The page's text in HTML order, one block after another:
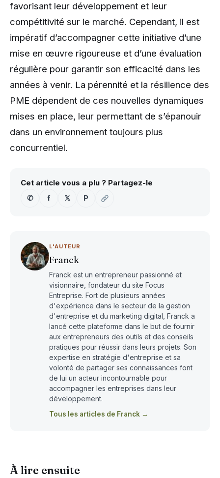
favorisant leur développement et leur
compétitivité sur le marché. Cependant, il est
impératif d’accompagner cette initiative d’une
mise en œuvre rigoureuse et d’une évaluation
régulière pour garantir son efficacité dans les
années à venir. La pérennité et la résilience des
PME dépendent de ces nouvelles dynamiques
mises en place, leur permettant de s’épanouir
dans un environnement toujours plus
concurrentiel.
Cet article vous a plu ? Partagez-le
✆
f 𝕏 P
L'AUTEUR
Franck
Franck est un entrepreneur passionné et
visionnaire, fondateur du site Focus
Entreprise. Fort de plusieurs années
d'expérience dans le secteur de la gestion
d'entreprise et du marketing digital, Franck a
lancé cette plateforme dans le but de fournir
aux entrepreneurs des outils et des conseils
pratiques pour réussir dans leurs projets. Son
expertise en stratégie d'entreprise et sa
volonté de partager ses connaissances font
de lui un acteur incontournable pour
accompagner les entreprises dans leur
développement.
Tous les articles de Franck →
À lire ensuite